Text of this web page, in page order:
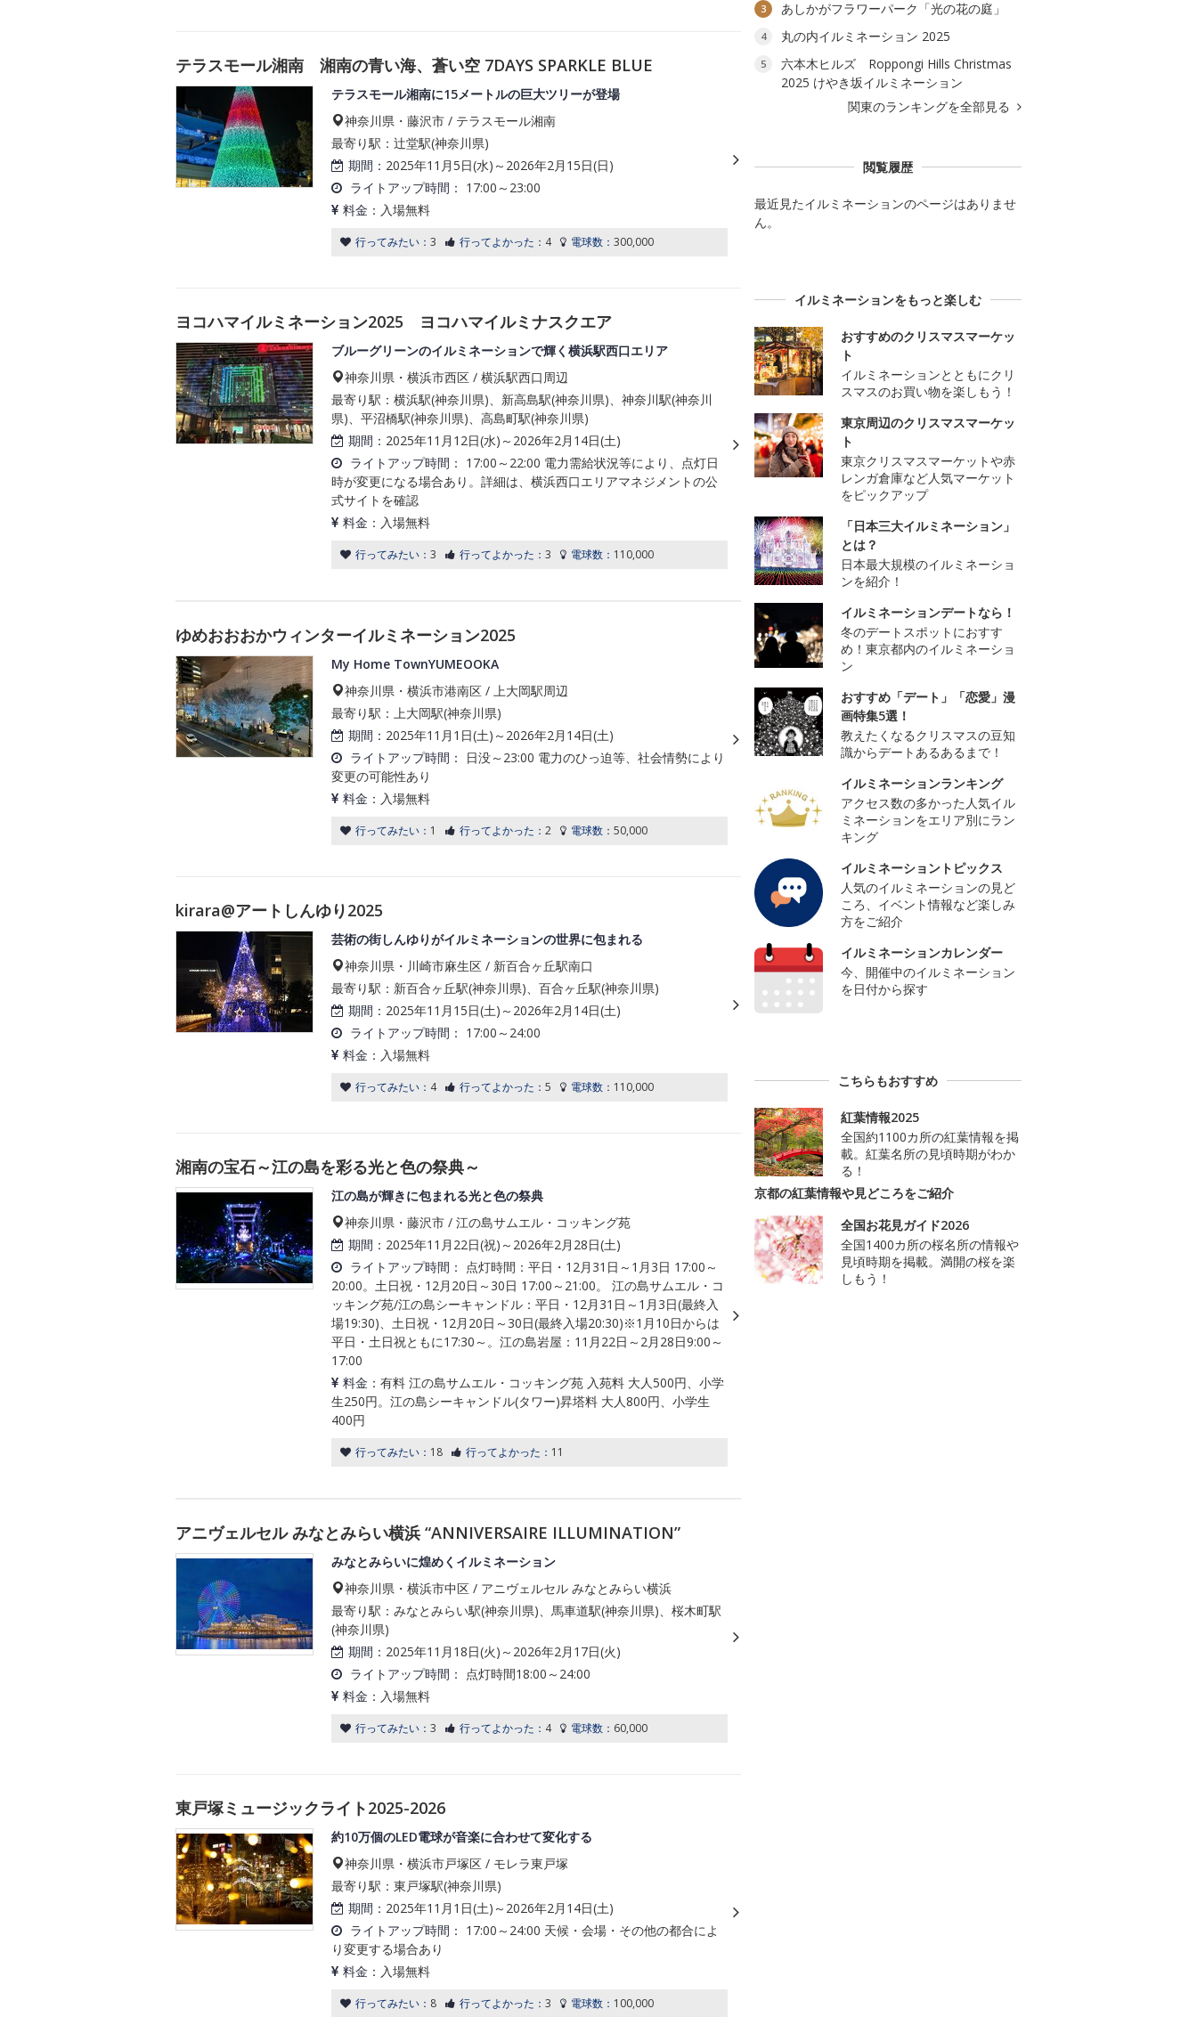
テラスモール湘南 湘南の青い海、蒼い空 7DAYS SPARKLE BLUE
テラスモール湘南に15メートルの巨大ツリーが登場
神奈川県・藤沢市 / テラスモール湘南
最寄り駅：辻堂駅(神奈川県)
期間： 2025年11月5日(水)～2026年2月15日(日)
ライトアップ時間： 17:00～23:00
料金： 入場無料
行ってみたい： 3 行ってよかった： 4 電球数： 300,000
ヨコハマイルミネーション2025 ヨコハマイルミナスクエア
ブルーグリーンのイルミネーションで輝く横浜駅西口エリア
神奈川県・横浜市西区 / 横浜駅西口周辺
最寄り駅：横浜駅(神奈川県)、新高島駅(神奈川県)、神奈川駅(神奈川
県)、平沼橋駅(神奈川県)、高島町駅(神奈川県)
期間： 2025年11月12日(水)～2026年2月14日(土)
ライトアップ時間： 17:00～22:00 電力需給状況等により、点灯日
時が変更になる場合あり。詳細は、横浜西口エリアマネジメントの公
式サイトを確認
料金： 入場無料
行ってみたい： 3 行ってよかった： 3 電球数： 110,000
ゆめおおおかウィンターイルミネーション2025
My Home TownYUMEOOKA
神奈川県・横浜市港南区 / 上大岡駅周辺
最寄り駅：上大岡駅(神奈川県)
期間： 2025年11月1日(土)～2026年2月14日(土)
ライトアップ時間：
日没～23:00 電力のひっ迫等、社会情勢により
変更の可能性あり
料金： 入場無料
行ってみたい： 1 行ってよかった： 2 電球数： 50,000
kirara@アートしんゆり2025
芸術の街しんゆりがイルミネーションの世界に包まれる
神奈川県・川崎市麻生区 / 新百合ヶ丘駅南口
最寄り駅：新百合ヶ丘駅(神奈川県)、百合ヶ丘駅(神奈川県)
期間： 2025年11月15日(土)～2026年2月14日(土)
ライトアップ時間： 17:00～24:00
料金： 入場無料
行ってみたい： 4 行ってよかった： 5 電球数： 110,000
湘南の宝石～江の島を彩る光と色の祭典～
江の島が輝きに包まれる光と色の祭典
神奈川県・藤沢市 / 江の島サムエル・コッキング苑
期間： 2025年11月22日(祝)～2026年2月28日(土)
ライトアップ時間：
点灯時間：平日・12月31日～1月3日 17:00～
20:00。土日祝・12月20日～30日 17:00～21:00。 江の島サムエル・コ
ッキング苑/江の島シーキャンドル：平日・12月31日～1月3日(最終入
場19:30)、土日祝・12月20日～30日(最終入場20:30)※1月10日からは
平日・土日祝ともに17:30～。江の島岩屋：11月22日～2月28日9:00～
17:00
料金： 有料 江の島サムエル・コッキング苑 入苑料 大人500円、小学
生250円。江の島シーキャンドル(タワー)昇塔料 大人800円、小学生
400円
行ってみたい： 18 行ってよかった： 11
アニヴェルセル みなとみらい横浜 “ANNIVERSAIRE ILLUMINATION”
みなとみらいに煌めくイルミネーション
神奈川県・横浜市中区 / アニヴェルセル みなとみらい横浜
最寄り駅：みなとみらい駅(神奈川県)、馬車道駅(神奈川県)、桜木町駅
(神奈川県)
期間： 2025年11月18日(火)～2026年2月17日(火)
ライトアップ時間：
点灯時間18:00～24:00
料金： 入場無料
行ってみたい： 3 行ってよかった： 4 電球数： 60,000
東戸塚ミュージックライト2025-2026
約10万個のLED電球が音楽に合わせて変化する
神奈川県・横浜市戸塚区 / モレラ東戸塚
最寄り駅：東戸塚駅(神奈川県)
期間： 2025年11月1日(土)～2026年2月14日(土)
ライトアップ時間： 17:00～24:00 天候・会場・その他の都合によ
り変更する場合あり
料金： 入場無料
行ってみたい： 8 行ってよかった： 3 電球数： 100,000
3 あしかがフラワーパーク「光の花の庭」
4 丸の内イルミネーション 2025
5
六本木ヒルズ Roppongi Hills Christmas
2025 けやき坂イルミネーション
関東のランキングを全部見る
閲覧履歴
最近見たイルミネーションのページはありませ
ん。
イルミネーションをもっと楽しむ
おすすめのクリスマスマーケッ
ト
イルミネーションとともにクリ
スマスのお買い物を楽しもう！
東京周辺のクリスマスマーケッ
ト
東京クリスマスマーケットや赤
レンガ倉庫など人気マーケット
をピックアップ
「日本三大イルミネーション」
とは？
日本最大規模のイルミネーショ
ンを紹介！
イルミネーションデートなら！
冬のデートスポットにおすす
め！東京都内のイルミネーショ
ン
おすすめ「デート」「恋愛」漫
画特集5選！
教えたくなるクリスマスの豆知
識からデートあるあるまで！
イルミネーションランキング
アクセス数の多かった人気イル
ミネーションをエリア別にラン
キング
イルミネーショントピックス
人気のイルミネーションの見ど
ころ、イベント情報など楽しみ
方をご紹介
イルミネーションカレンダー
今、開催中のイルミネーション
を日付から探す
こちらもおすすめ
紅葉情報2025
全国約1100カ所の紅葉情報を掲
載。紅葉名所の見頃時期がわか
る！
京都の紅葉情報や見どころをご紹介
全国お花見ガイド2026
全国1400カ所の桜名所の情報や
見頃時期を掲載。満開の桜を楽
しもう！